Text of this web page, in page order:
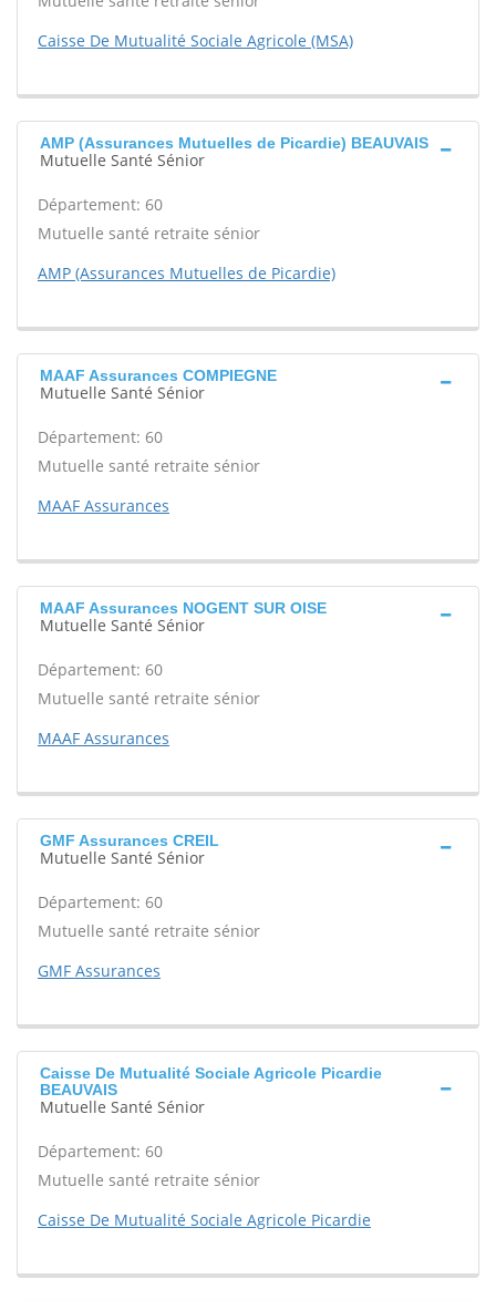
Caisse De Mutualité Sociale Agricole (MSA)
AMP (Assurances Mutuelles de Picardie) BEAUVAIS
Mutuelle Santé Sénior
Département: 60
Mutuelle santé retraite sénior
AMP (Assurances Mutuelles de Picardie)
MAAF Assurances COMPIEGNE
Mutuelle Santé Sénior
Département: 60
Mutuelle santé retraite sénior
MAAF Assurances
MAAF Assurances NOGENT SUR OISE
Mutuelle Santé Sénior
Département: 60
Mutuelle santé retraite sénior
MAAF Assurances
GMF Assurances CREIL
Mutuelle Santé Sénior
Département: 60
Mutuelle santé retraite sénior
GMF Assurances
Caisse De Mutualité Sociale Agricole Picardie
BEAUVAIS
Mutuelle Santé Sénior
Département: 60
Mutuelle santé retraite sénior
Caisse De Mutualité Sociale Agricole Picardie